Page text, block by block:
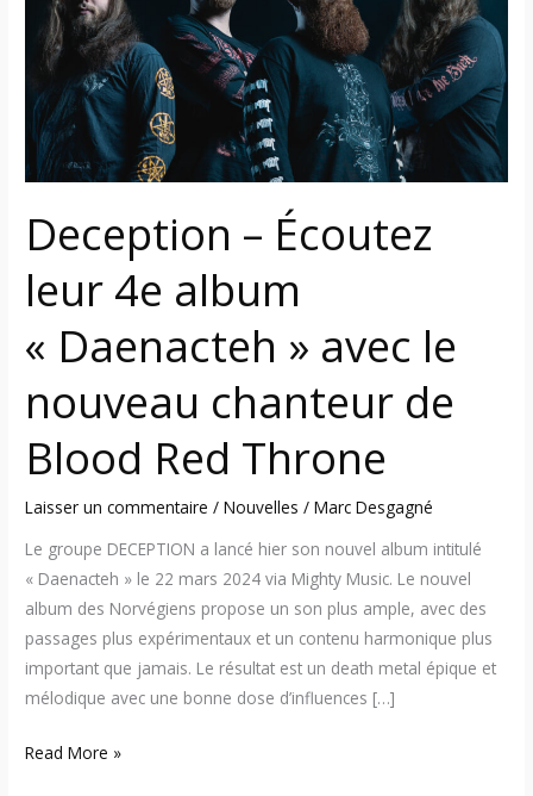
Deception – Écoutez
leur 4e album
« Daenacteh » avec le
nouveau chanteur de
Blood Red Throne
Laisser un commentaire /Nouvelles /Marc Desgagné
Le groupe DECEPTION a lancé hier son nouvel album intitulé
« Daenacteh » le 22 mars 2024 via Mighty Music. Le nouvel
album des Norvégiens propose un son plus ample, avec des
passages plus expérimentaux et un contenu harmonique plus
important que jamais. Le résultat est un death metal épique et
mélodique avec une bonne dose d’influences […]
leur
4e
album
« Daenacteh »
avec
nouveau
chanteur
de
Blood
Red
Throne
Read More »